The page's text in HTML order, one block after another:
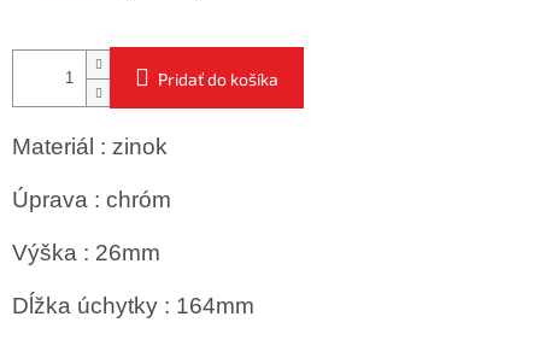
Pridať do košíka
Materiál : zinok
Úprava : chróm
Výška : 26mm
Dĺžka úchytky : 164mm